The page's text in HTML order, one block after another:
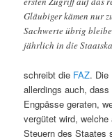
Gläubiger kämen nur
Sachwerte übrig
jährlich in die
schreibt die FAZ. Die
allerdings auch,
Engpässe geraten,
vergütet wird,
Steuern des Staates